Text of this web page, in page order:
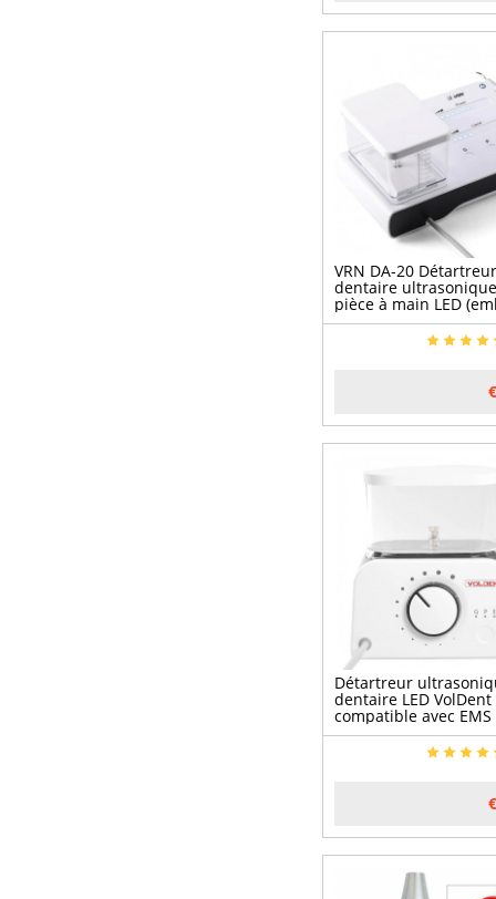
VRN DA-20 Détartreur
dentaire
pièce à main LED
compatibles EMS
Woodpecker)
Détartreur
dentaire LED VolDent
compatible avec EMS
Mectron